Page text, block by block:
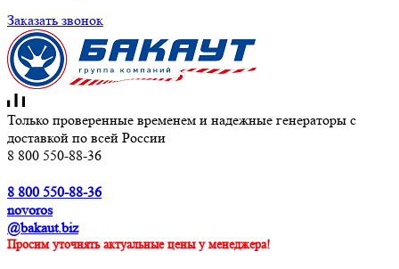
Заказать звонок
Только проверенные временем и надежные генераторы с
доставкой по всей России
8 800 550-88-36
8 800 550-88-36
novoros
@bakaut.biz
Просим уточнять актуальные цены у менеджера!